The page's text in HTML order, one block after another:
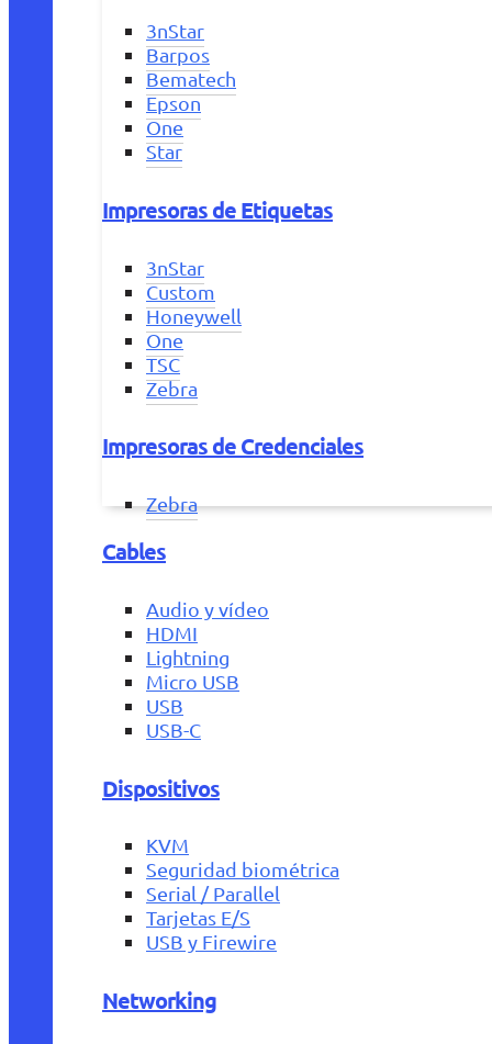
3nStar
Barpos
Bematech
Epson
One
Star
Impresoras de Etiquetas
3nStar
Custom
Honeywell
One
TSC
Zebra
Impresoras de Credenciales
Zebra
Cables
Audio y vídeo
HDMI
Lightning
Micro USB
USB
USB-C
Dispositivos
KVM
Seguridad biométrica
Serial / Parallel
Tarjetas E/S
USB y Firewire
Networking